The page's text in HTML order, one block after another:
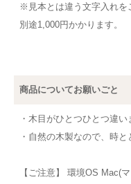
※見本とは違う文字入れを
別途1,000円かかります。
商品についてお願いごと
・木目がひとつひとつ違い
・自然の木製なので、時と
【ご注意】 環境OS Mac(